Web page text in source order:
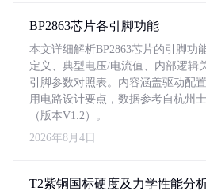
BP2863芯片各引脚功能
本文详细解析BP2863芯片的引脚功
定义、典型电压/电流值、内部逻辑
引脚参数对照表。内容涵盖驱动配
用电路设计要点，数据参考自杭州
（版本V1.2）。
2026年8月4日
T2紫铜国标硬度及力学性能分